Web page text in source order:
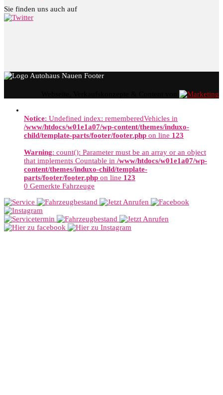
Sie finden uns auch auf
Notice: Undefined index: rememberedVehicles in
/www/htdocs/w01e1a07/wp-content/themes/induxo-
child/template-parts/footer/footer.php on line 123
Warning: count(): Parameter must be an array or an object
that implements Countable in /www/htdocs/w01e1a07/wp-
content/themes/induxo-child/template-
parts/footer/footer.php on line 123
0 Gemerkte Fahrzeuge